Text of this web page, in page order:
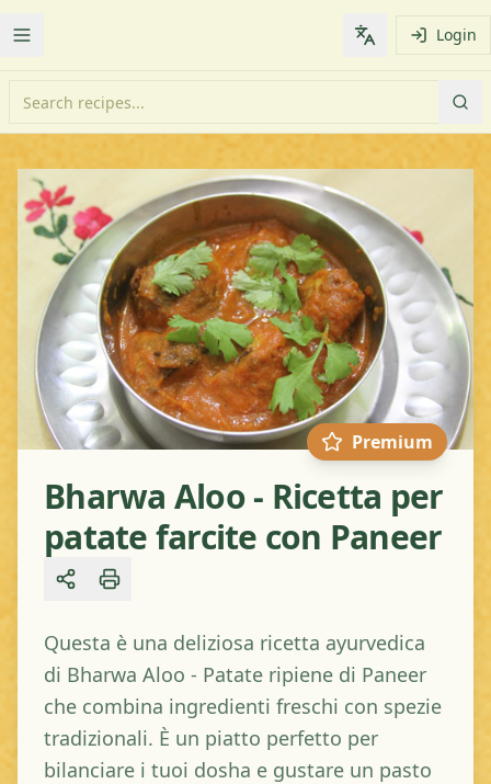
Toggle Menu Change Login
Premium
Bharwa Aloo - Ricetta per
patate farcite con Paneer
Share
Questa è una deliziosa ricetta ayurvedica
di Bharwa Aloo - Patate ripiene di Paneer
che combina ingredienti freschi con spezie
tradizionali. È un piatto perfetto per
bilanciare i tuoi dosha e gustare un pasto